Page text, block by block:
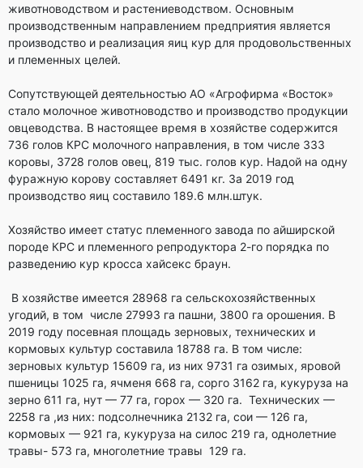
животноводством и растениеводством. Основным
производственным направлением предприятия является
производство и реализация яиц кур для продовольственных
и племенных целей.
Сопутствующей деятельностью АО «Агрофирма «Восток»
стало молочное животноводство и производство продукции
овцеводства. В настоящее время в хозяйстве содержится
736 голов КРС молочного направления, в том числе 333
коровы, 3728 голов овец, 819 тыс. голов кур. Надой на одну
фуражную корову составляет 6491 кг. За 2019 год
производство яиц составило 189.6 млн.штук.
Хозяйство имеет статус племенного завода по айширской
породе КРС и племенного репродуктора 2-го порядка по
разведению кур кросса хайсекс браун.
В хозяйстве имеется 28968 га сельскохозяйственных
угодий, в том числе 27993 га пашни, 3800 га орошения. В
2019 году посевная площадь зерновых, технических и
кормовых культур составила 18788 га. В том числе:
зерновых культур 15609 га, из них 9731 га озимых, яровой
пшеницы 1025 га, ячменя 668 га, сорго 3162 га, кукуруза на
зерно 611 га, нут — 77 га, горох — 320 га. Технических —
2258 га ,из них: подсолнечника 2132 га, сои — 126 га,
кормовых — 921 га, кукуруза на силос 219 га, однолетние
травы- 573 га, многолетние травы 129 га.